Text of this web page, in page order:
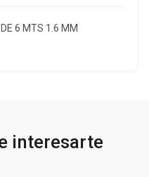
6 MTS 1.6 MM
interesarte